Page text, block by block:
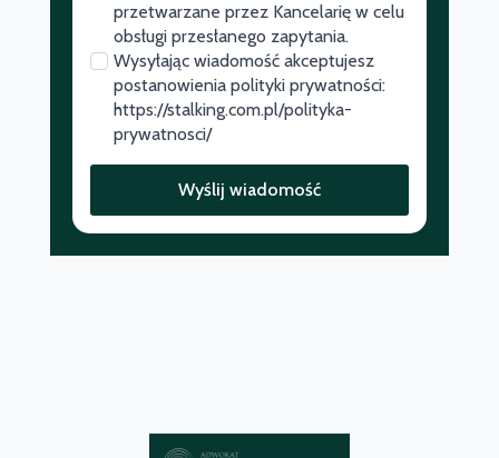
przetwarzane przez Kancelarię w celu
obsługi przesłanego zapytania.
Wysyłając wiadomość akceptujesz
postanowienia polityki prywatności:
https://stalking.com.pl/polityka-
prywatnosci/
Wyślij wiadomość